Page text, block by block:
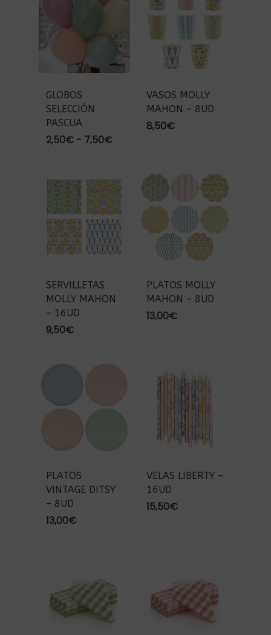
GLOBOS
SELECCIÓN
PASCUA
2,50€ - 7,50€Rango
desde
2,50€
hasta
7,50€
VASOS MOLLY
MAHON – 8UD
8,50€
SERVILLETAS
MOLLY MAHON
– 16UD
9,50€
PLATOS MOLLY
MAHON – 8UD
13,00€
PLATOS
VINTAGE DITSY
– 8UD
13,00€
VELAS LIBERTY –
16UD
15,50€